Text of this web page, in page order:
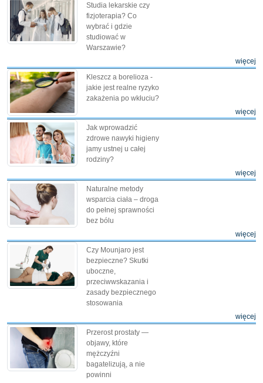
Studia lekarskie czy
fizjoterapia? Co
wybrać i gdzie
studiować w
Warszawie?
więcej
Kleszcz a borelioza -
jakie jest realne ryzyko
zakażenia po wkłuciu?
więcej
Jak wprowadzić
zdrowe nawyki higieny
jamy ustnej u całej
rodziny?
więcej
Naturalne metody
wsparcia ciała – droga
do pełnej sprawności
bez bólu
więcej
Czy Mounjaro jest
bezpieczne? Skutki
uboczne,
przeciwwskazania i
zasady bezpiecznego
stosowania
więcej
Przerost prostaty —
objawy, które
mężczyźni
bagatelizują, a nie
powinni